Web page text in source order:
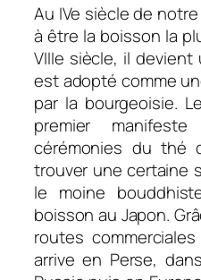
Au IVe siècle de
à être la boisson la
VIIIe siècle, il
est adopté comme
par la bourgeoisie.
premier
cérémonies du thé
trouver une certaine
le moine
boisson au Japon.
routes
arrive en Perse,